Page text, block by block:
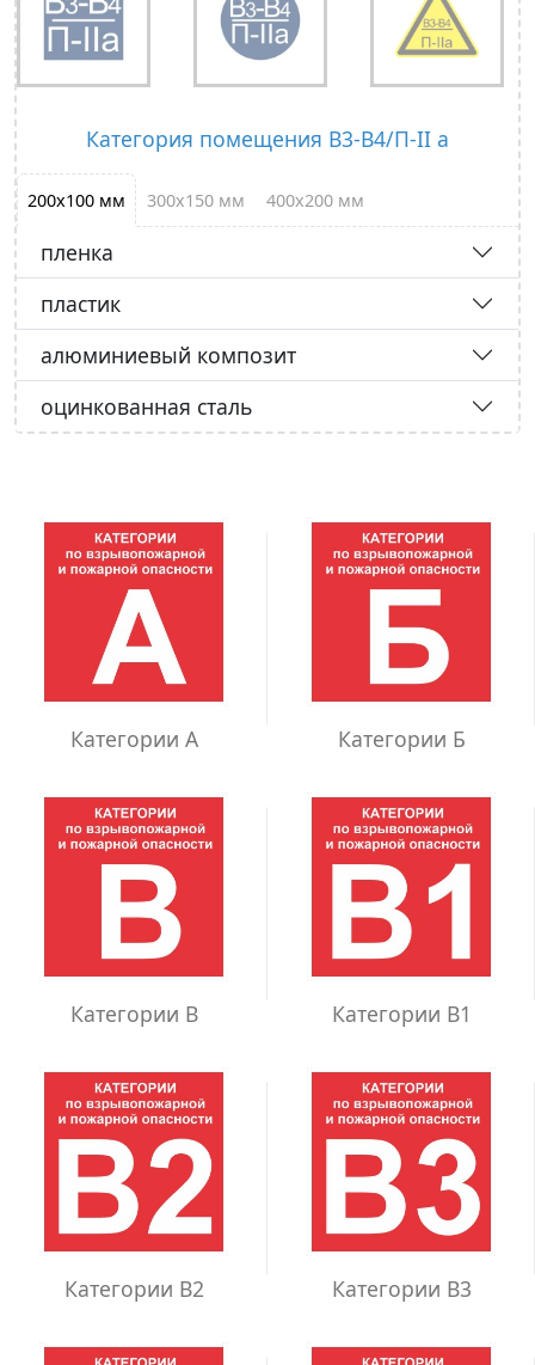
Категория помещения В3-В4/П-II а
200х100 мм 300х150 мм 400х200 мм
пленка
пластик
алюминиевый композит
оцинкованная сталь
Категории А Категории Б
Категории В Категории В1
Категории В2 Категории В3